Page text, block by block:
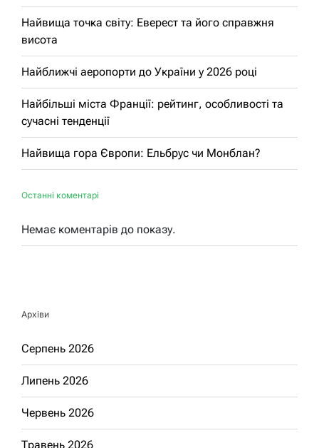
Найвища точка світу: Еверест та його справжня
висота
Найближчі аеропорти до України у 2026 році
Найбільші міста Франції: рейтинг, особливості та
сучасні тенденції
Найвища гора Європи: Ельбрус чи Монблан?
Останні коментарі
Немає коментарів до показу.
Архіви
Серпень 2026
Липень 2026
Червень 2026
Травень 2026